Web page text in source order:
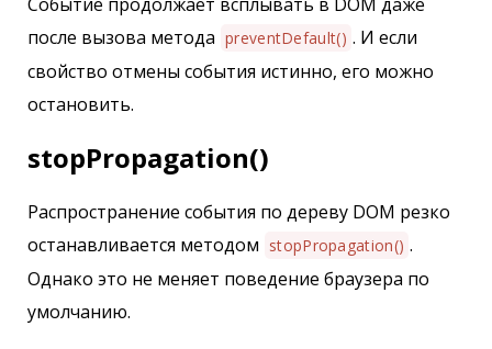
после вызова метода preventDefault() . И если
свойство отмены события истинно, его можно
остановить.
stopPropagation()
Распространение события по дереву DOM резко
останавливается методом stopPropagation() .
Однако это не меняет поведение браузера по
умолчанию.